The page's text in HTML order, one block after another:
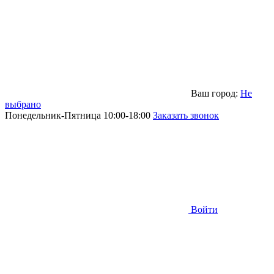
Ваш город: Не
выбрано
Понедельник-Пятница 10:00-18:00 Заказать звонок
Войти